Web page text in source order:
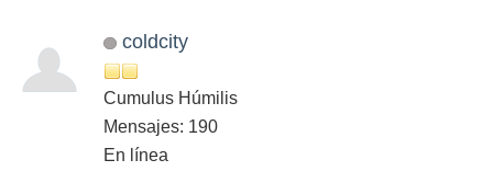
coldcity
Cumulus Húmilis
Mensajes: 190
En línea